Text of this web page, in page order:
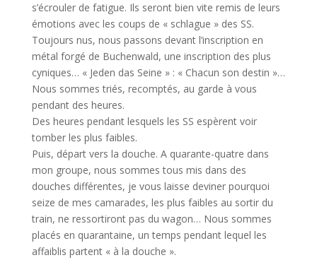
s’écrouler de fatigue. Ils seront bien vite remis de leurs
émotions avec les coups de « schlague » des SS.
Toujours nus, nous passons devant l’inscription en
métal forgé de Buchenwald, une inscription des plus
cyniques… « Jeden das Seine » : « Chacun son destin »…
Nous sommes triés, recomptés, au garde à vous
pendant des heures.
Des heures pendant lesquels les SS espèrent voir
tomber les plus faibles.
Puis, départ vers la douche. A quarante-quatre dans
mon groupe, nous sommes tous mis dans des
douches différentes, je vous laisse deviner pourquoi
seize de mes camarades, les plus faibles au sortir du
train, ne ressortiront pas du wagon… Nous sommes
placés en quarantaine, un temps pendant lequel les
affaiblis partent « à la douche ».